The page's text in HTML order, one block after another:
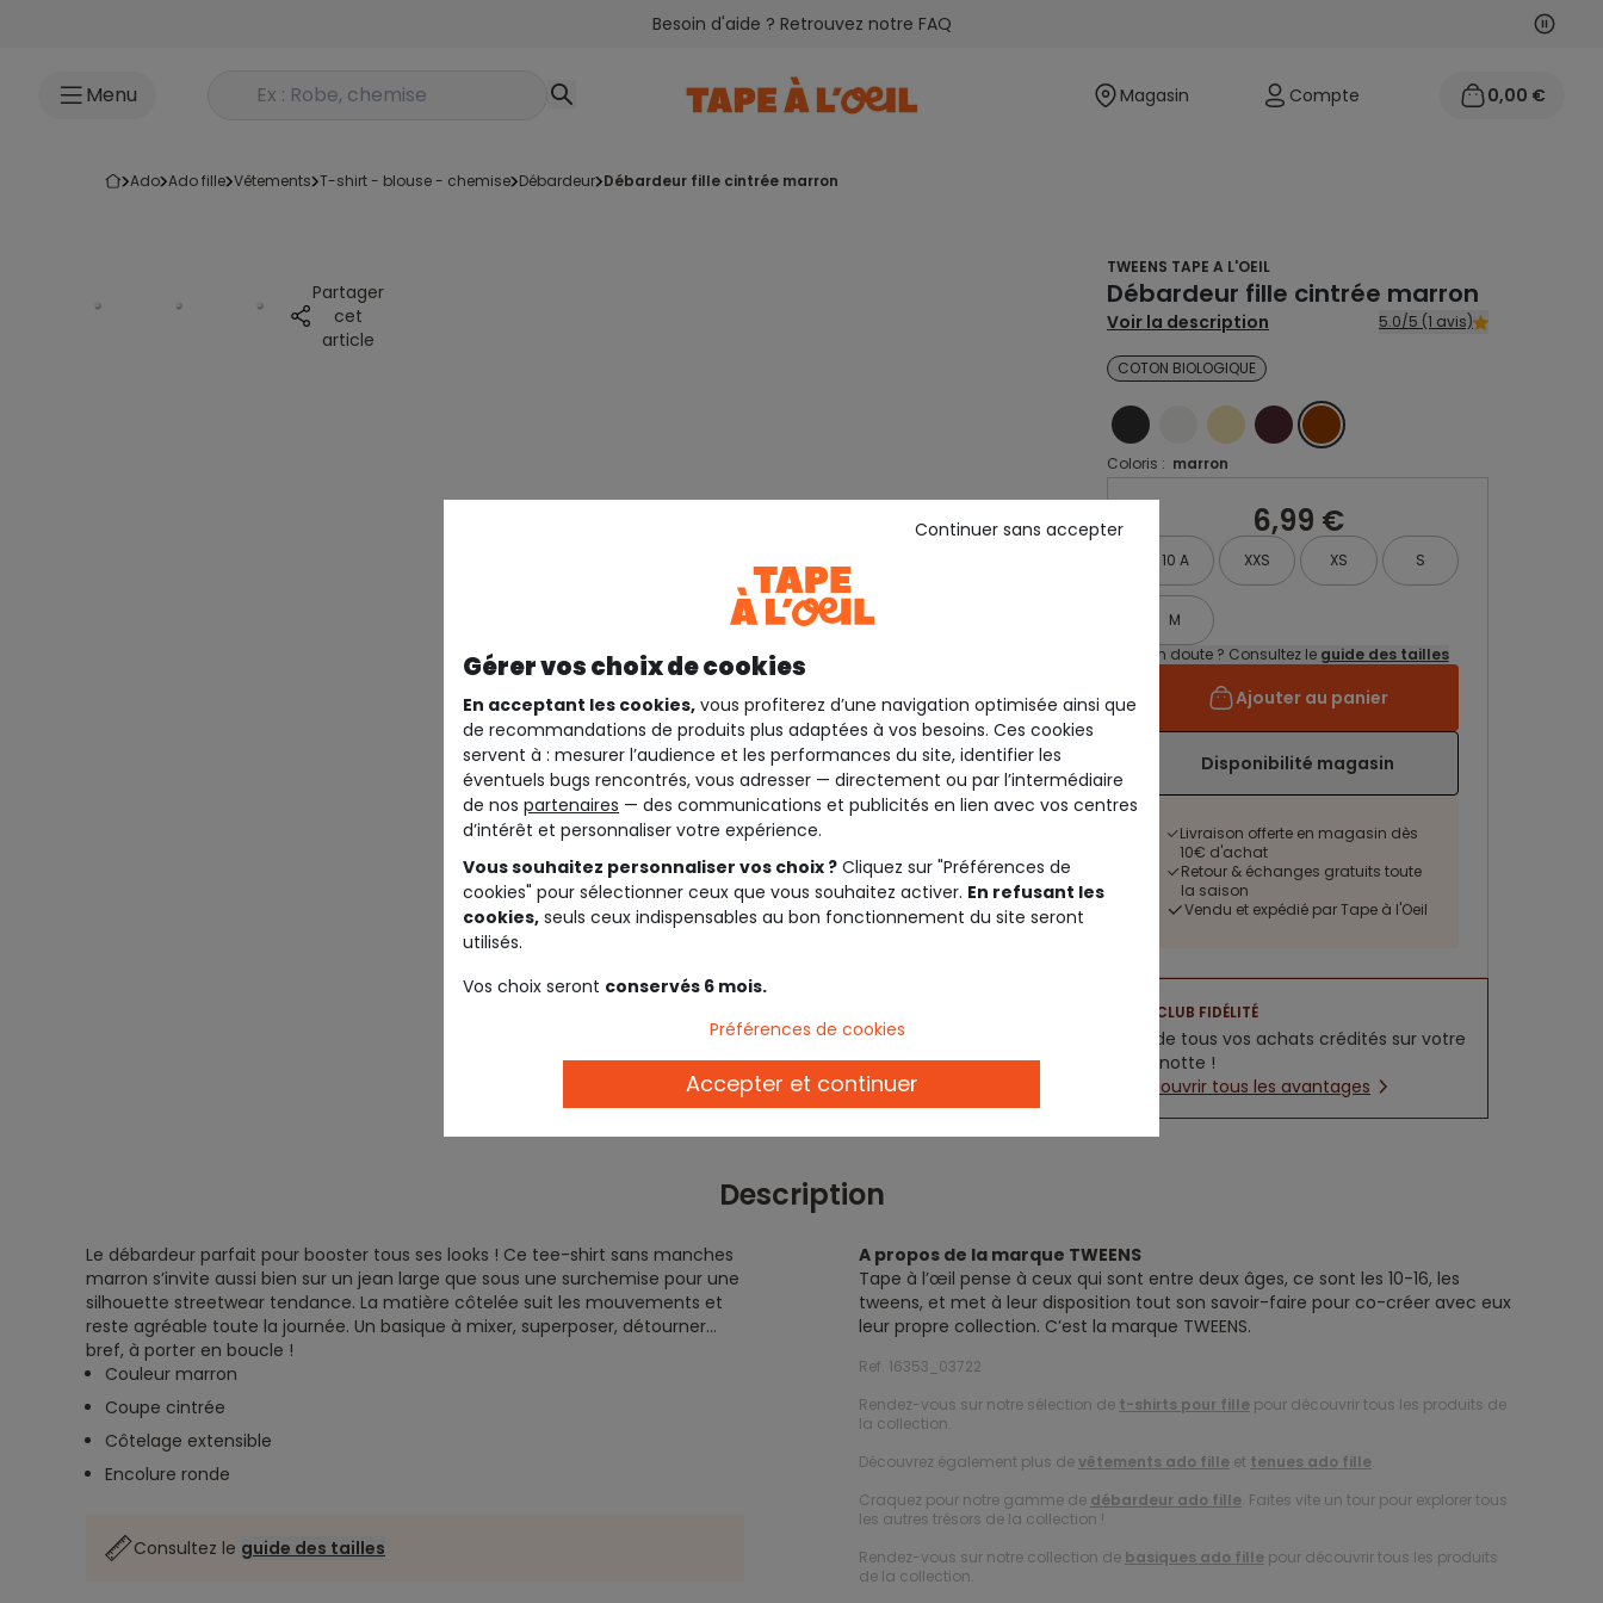
Besoin d'aide ? Retrouvez notre FAQ
Menu Rechercher un produit Magasin Compte 0,00 €
ado ado fille vêtements t-shirt - blouse - chemise débardeur débardeur fille cintrée marron
Partager
cet
article
TWEENS TAPE A L'OEIL
Débardeur fille cintrée marron
Voir la description 5.0/5 (1 avis)
COTON BIOLOGIQUE
NOIR ECRUJAUNEROUGEMARRON
Coloris : marron
6,99 €
10 A XXS XS S
M
Un doute ? Consultez le guide des tailles
Ajouter au panier
Disponibilité magasin
Livraison offerte en magasin dès
10€ d'achat
Retour & échanges gratuits toute
la saison
Vendu et expédié par Tape à l'Oeil
CLUB FIDÉLITÉ
5% de tous vos achats crédités sur votre
cagnotte !
Découvrir tous les avantages
Description
Le débardeur parfait pour booster tous ses looks ! Ce tee-shirt sans manches
marron s’invite aussi bien sur un jean large que sous une surchemise pour une
silhouette streetwear tendance. La matière côtelée suit les mouvements et
reste agréable toute la journée. Un basique à mixer, superposer, détourner…
bref, à porter en boucle !
Couleur marron
Coupe cintrée
Côtelage extensible
Encolure ronde
Consultez le guide des tailles
A propos de la marque TWEENS
Tape à l’œil pense à ceux qui sont entre deux âges, ce sont les 10-16, les
tweens, et met à leur disposition tout son savoir-faire pour co-créer avec eux
leur propre collection. C’est la marque TWEENS.
Ref. 16353_03722
Rendez-vous sur notre sélection de t-shirts pour fille pour découvrir tous les produits de
la collection.
Découvrez également plus devêtements ado fille et tenues ado fille.
Craquez pour notre gamme de débardeur ado fille. Faites vite un tour pour explorer tous
les autres trésors de la collection !
Rendez-vous sur notre collection de basiques ado fille pour découvrir tous les produits
de la collection.
Gérer vos choix de cookies
En acceptant les cookies, vous profiterez d’une navigation optimisée ainsi que
de recommandations de produits plus adaptées à vos besoins. Ces cookies
servent à : mesurer l’audience et les performances du site, identifier les
éventuels bugs rencontrés, vous adresser — directement ou par l’intermédiaire
de nos partenaires — des communications et publicités en lien avec vos centres
d’intérêt et personnaliser votre expérience.
Vous souhaitez personnaliser vos choix ? Cliquez sur "Préférences de
cookies" pour sélectionner ceux que vous souhaitez activer. En refusant les
cookies, seuls ceux indispensables au bon fonctionnement du site seront
utilisés.
Vos choix seront conservés 6 mois.
Continuer sans accepter
Préférences de cookies
Accepter et continuer